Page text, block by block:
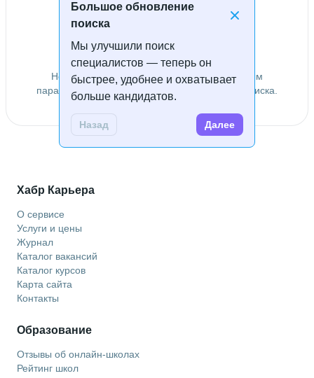
Большое обновление
поиска
Мы улучшили поиск
специалистов — теперь он
быстрее, удобнее и охватывает
больше кандидатов.
Назад Далее
Специалисты не найдены
Не удалось найти специалистов по заданным
параметрам. Попробуйте изменить условия поиска.
Хабр Карьера
О сервисе
Услуги и цены
Журнал
Каталог вакансий
Каталог курсов
Карта сайта
Контакты
Образование
Отзывы об онлайн-школах
Рейтинг школ